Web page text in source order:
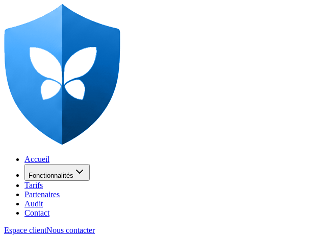
Accueil
Fonctionnalités
Tarifs
Partenaires
Audit
Contact
Espace clientNous contacter